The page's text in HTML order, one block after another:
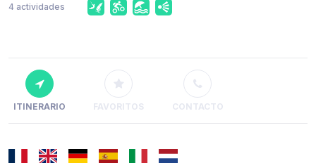
4 actividades
ITINERARIO FAVORITOS CONTACTO